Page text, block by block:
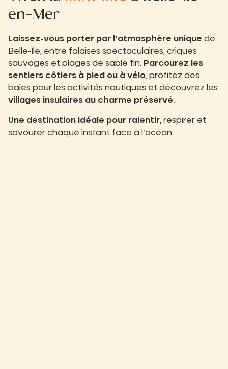
en-Mer
Laissez-vous porter par l’atmosphère unique de
Belle-Île, entre falaises spectaculaires, criques
sauvages et plages de sable fin. Parcourez les
sentiers côtiers à pied ou à vélo , profitez des
baies pour les activités nautiques et découvrez les
villages insulaires au charme préservé.
Une destination idéale pour ralentir , respirer et
savourer chaque instant face à l’océan.